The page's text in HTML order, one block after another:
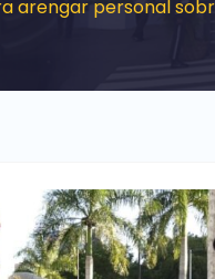
arengar personal